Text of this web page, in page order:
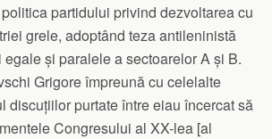
partidului privind dezvoltarea cu
grele, adoptând teza antileninistă
și paralele a sectoarelor A și B.
Grigore împreună cu celelalte
discuțiilor purtate între eiau încercat să
Congresului al XX-lea [al